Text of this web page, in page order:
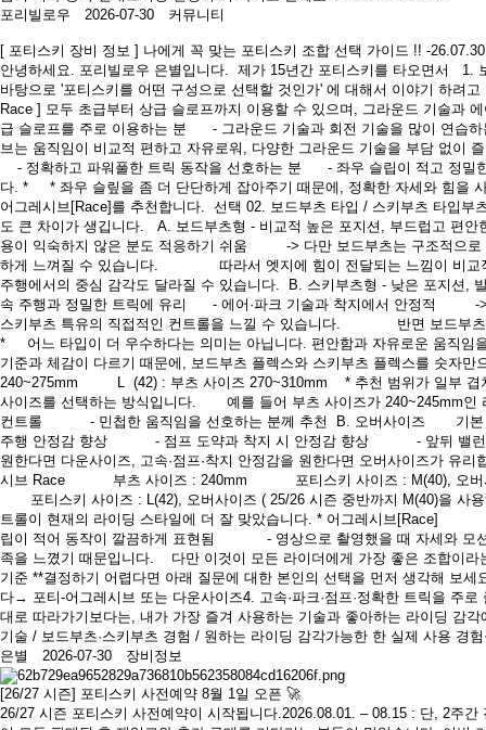
포리빌로우 2026-07-30 커뮤니티
[ 포티스키 장비 정보 ] 나에게 꼭 맞는 포티스키 조합 선택 가이드 !! -
안녕하세요. 포리빌로우 은별입니다. 제가 15년간 포티스키를 타오면서 1.
바탕으로 '포티스키를 어떤 구성으로 선택할 것인가' 에 대해서 이야기 하려
Race ] 모두 초급부터 상급 슬로프까지 이용할 수 있으며, 그라운드 기술과
급 슬로프를 주로 이용하는 분 - 그라운드 기술과 회전 기술을 많이 연
브는 움직임이 비교적 편하고 자유로워, 다양한 그라운드 기술을 부담 없
- 정확하고 파워풀한 트릭 동작을 선호하는 분 - 좌우 슬립이 적고 정밀
다. * * 좌우 슬맆을 좀 더 단단하게 잡아주기 때문에, 정확한 자세와 힘을
어그레시브[Race]를 추천합니다. 선택 02. 보드부츠 타입 / 스키부츠 타입부
도 큰 차이가 생깁니다. A. 보드부츠형 - 비교적 높은 포지션, 부드럽고
용이 익숙하지 않은 분도 적응하기 쉬움 -> 다만 보드부츠는 구조적으
하게 느껴질 수 있습니다. 따라서 엣지에 힘이 전달되는 느낌이 비교
주행에서의 중심 감각도 달라질 수 있습니다. B. 스키부츠형 - 낮은 포
속 주행과 정밀한 트릭에 유리 - 에어·파크 기술과 착지에서 안정적 -
스키부츠 특유의 직접적인 컨트롤을 느낄 수 있습니다. 반면 보드부츠보
* 어느 타입이 더 우수하다는 의미는 아닙니다. 편안함과 자유로운 움직임
기준과 체감이 다르기 때문에, 보드부츠 플렉스와 스키부츠 플렉스를
240~275mm L (42) : 부츠 사이즈 270~310mm * 추천 범위가 일부 겹
사이즈를 선택하는 방식입니다. 예를 들어 부츠 사이즈가
컨트롤 - 민첩한 움직임을 선호하는 분께 추천 B. 오버사이즈 기본
주행 안정감 향상 - 점프 도약과 착지 시 안정감 향상 - 앞뒤 밸런
원한다면 다운사이즈, 고속·점프·착지 안정감을 원한다면 오버사이
시브 Race 부츠 사이즈 : 240mm 포티스키 사이즈 : M(40),
포티스키 사이즈 : L(42), 오버사이즈 ( 25/26 시즌 중반까지 M(40)을 사용
트롤이 현재의 라이딩 스타일에 더 잘 맞았습니다. * 어그레시브
립이 적어 동작이 깔끔하게 표현됨 - 영상으로 촬영했을 때 자세와 모션
족을 느꼈기 때문입니다. 다만 이것이 모든 라이더에게 가장 좋은 조합이라
기준 **결정하기 어렵다면 아래 질문에 대한 본인의 선택을 먼저 생각해 보
다→ 포티-어그레시브 또는 다운사이즈4. 고속·파크·점프·정확한 트릭을
대로 따라가기보다는, 내가 가장 즐겨 사용하는 기술과 좋아하는 라이딩 감
기술 / 보드부츠·스키부츠 경험 / 원하는 라이딩 감각가능한 한 실제 사용 경
은별 2026-07-30 장비정보
[26/27 시즌] 포티스키 사전예약 8월 1일 오픈 🚀
26/27 시즌 포티스키 사전예약이 시작됩니다.2026.08.01. – 08.15 : 단, 2주